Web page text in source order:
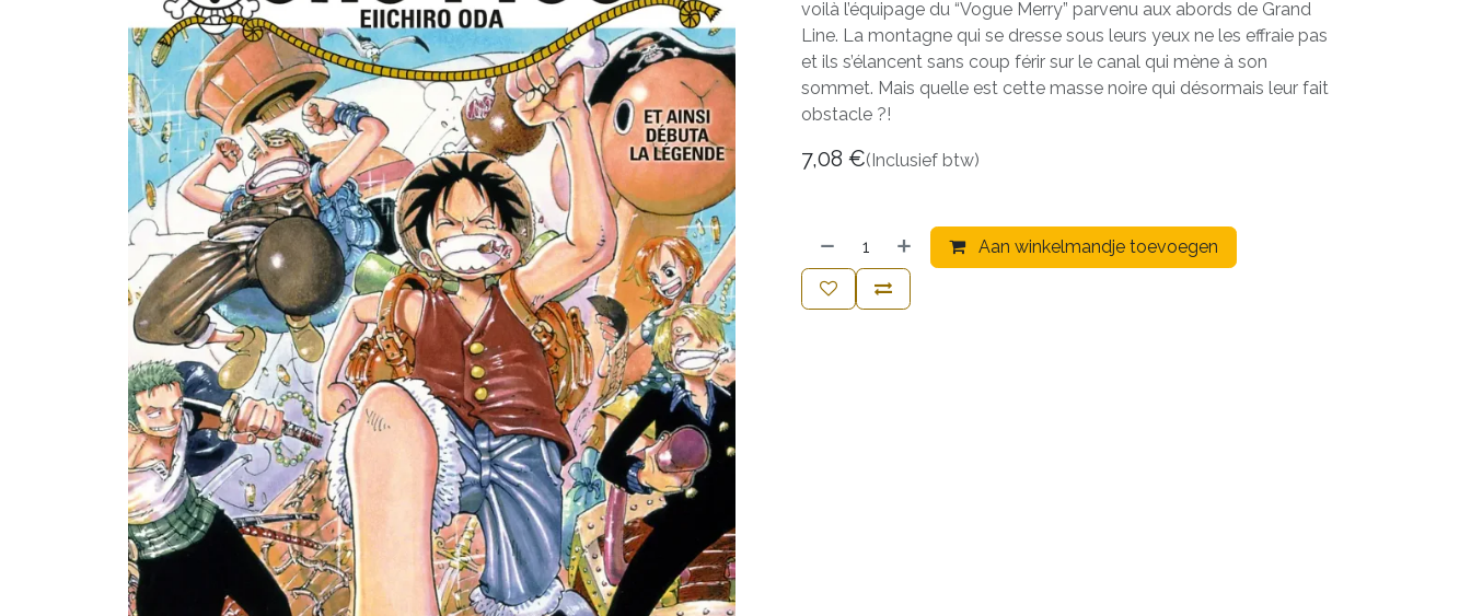
voilà l’équipage du “Vogue Merry” parvenu aux abords de Grand
Line. La montagne qui se dresse sous leurs yeux ne les effraie pas
et ils s’élancent sans coup férir sur le canal qui mène à son
sommet. Mais quelle est cette masse noire qui désormais leur fait
obstacle ?!
7,08 €(Inclusief btw)
Aan winkelmandje toevoegen